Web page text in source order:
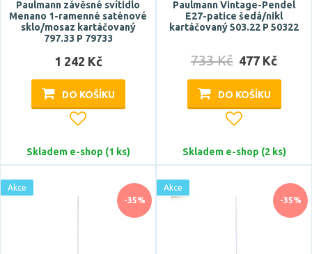
Paulmann závěsné svítidlo
Menano 1-ramenné saténové
sklo/mosaz kartáčovaný
797.33 P 79733
1 242 Kč
DO KOŠÍKU
Skladem e-shop (1 ks)
Paulmann Vintage-Pendel
E27-patice šedá/nikl
kartáčovaný 503.22 P 50322
733 Kč 477 Kč
DO KOŠÍKU
Skladem e-shop (2 ks)
-35%
Akce
-35%
Akce